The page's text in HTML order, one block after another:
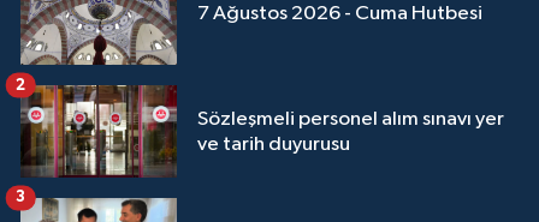
7 Ağustos 2026 - Cuma Hutbesi
Sözleşmeli personel alım sınavı yer
ve tarih duyurusu
2
3